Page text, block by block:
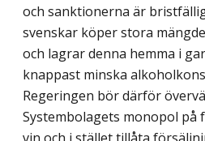
och sanktionerna är
svenskar köper stora
och lagrar denna hemma i
knappast minska
Regeringen bör därför
Systembolagets monopol på